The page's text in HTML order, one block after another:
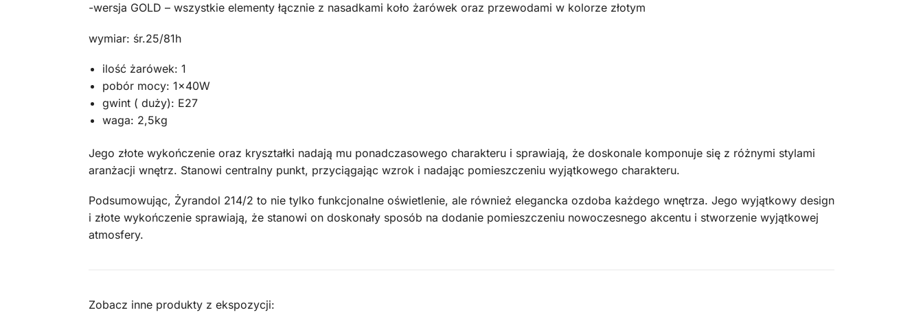
-wersja GOLD – wszystkie elementy łącznie z nasadkami koło żarówek oraz przewodami w kolorze złotym
wymiar: śr.25/81h
ilość żarówek: 1
pobór mocy: 1x40W
gwint ( duży): E27
waga: 2,5kg
Jego złote wykończenie oraz kryształki nadają mu ponadczasowego charakteru i sprawiają, że doskonale komponuje się z różnymi stylami
aranżacji wnętrz. Stanowi centralny punkt, przyciągając wzrok i nadając pomieszczeniu wyjątkowego charakteru.
Podsumowując, Żyrandol 214/2 to nie tylko funkcjonalne oświetlenie, ale również elegancka ozdoba każdego wnętrza. Jego wyjątkowy design
i złote wykończenie sprawiają, że stanowi on doskonały sposób na dodanie pomieszczeniu nowoczesnego akcentu i stworzenie wyjątkowej
atmosfery.
Zobacz inne produkty z ekspozycji: